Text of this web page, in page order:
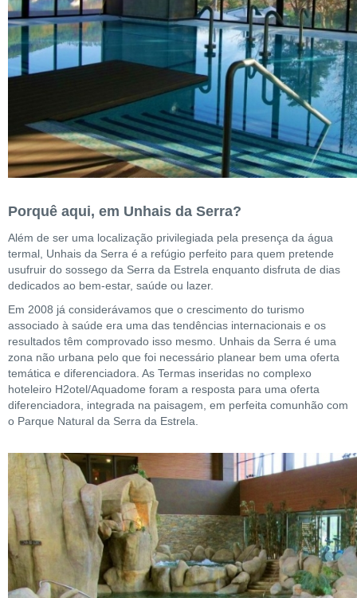
Porquê aqui, em Unhais da Serra?
Além de ser uma localização privilegiada pela presença da água
termal, Unhais da Serra é a refúgio perfeito para quem pretende
usufruir do sossego da Serra da Estrela enquanto disfruta de dias
dedicados ao bem-estar, saúde ou lazer.
Em 2008 já considerávamos que o crescimento do turismo
associado à saúde era uma das tendências internacionais e os
resultados têm comprovado isso mesmo. Unhais da Serra é uma
zona não urbana pelo que foi necessário planear bem uma oferta
temática e diferenciadora. As Termas inseridas no complexo
hoteleiro H2otel/Aquadome foram a resposta para uma oferta
diferenciadora, integrada na paisagem, em perfeita comunhão com
o Parque Natural da Serra da Estrela.